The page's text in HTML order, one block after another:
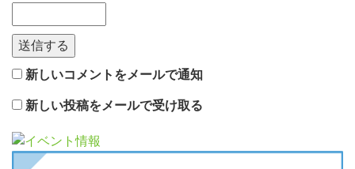
新しいコメントをメールで通知
新しい投稿をメールで受け取る